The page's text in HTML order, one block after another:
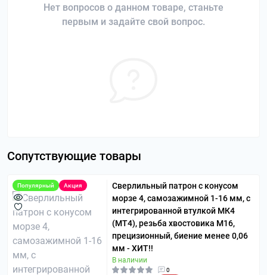
Нет вопросов о данном товаре, станьте
первым и задайте свой вопрос.
Сопутствующие товары
Популярный Акция
Сверлильный патрон с конусом
морзе 4, самозажимной 1-16 мм, с
интегрированной втулкой МК4
(MT4), резьба хвостовика М16,
прецизионный, биение менее 0,06
мм - ХИТ!!
В наличии
0